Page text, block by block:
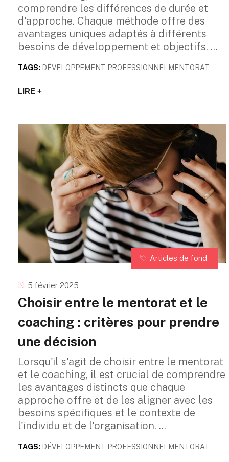
comprendre les différences de durée et
d'approche. Chaque méthode offre des
avantages uniques adaptés à différents
besoins de développement et objectifs.
TAGS: DÉVELOPPEMENT PROFESSIONNEL MENTORAT
LIRE +
Articles de fond
5 février 2025
Choisir entre le mentorat et le
coaching : critères pour prendre
une décision
Lorsqu'il s'agit de choisir entre le mentorat
et le coaching, il est crucial de comprendre
les avantages distincts que chaque
approche offre et de les aligner avec les
besoins spécifiques et le contexte de
l'individu et de l'organisation.
TAGS: DÉVELOPPEMENT PROFESSIONNEL MENTORAT